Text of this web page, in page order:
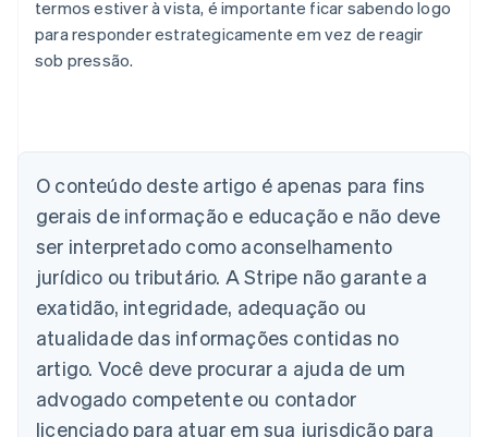
termos estiver à vista, é importante ficar sabendo logo
para responder estrategicamente em vez de reagir
sob pressão.
O conteúdo deste artigo é apenas para fins
gerais de informação e educação e não deve
ser interpretado como aconselhamento
jurídico ou tributário. A Stripe não garante a
exatidão, integridade, adequação ou
atualidade das informações contidas no
artigo. Você deve procurar a ajuda de um
advogado competente ou contador
licenciado para atuar em sua jurisdição para
Austrália
English
Áustria
DeutschEnglish
Bélgica
Brasil
PortuguêsEnglish
Bulgária
Canadá
EnglishFrançais
China continental